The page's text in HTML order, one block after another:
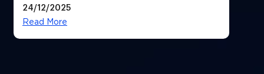
24/12/2025
Read More